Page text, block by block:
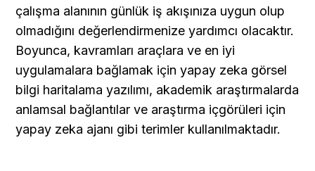
çalışma alanının günlük iş akışınıza uygun olup
olmadığını değerlendirmenize yardımcı olacaktır.
Boyunca, kavramları araçlara ve en iyi
uygulamalara bağlamak için yapay zeka görsel
bilgi haritalama yazılımı, akademik araştırmalarda
anlamsal bağlantılar ve araştırma içgörüleri için
yapay zeka ajanı gibi terimler kullanılmaktadır.